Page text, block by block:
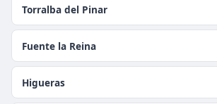
Torralba del Pinar
Fuente la Reina
Higueras